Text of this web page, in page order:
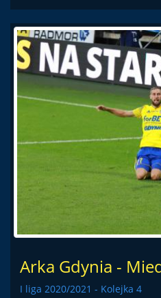
Arka Gdynia -
I liga 2020/2021 - Kolejka 4